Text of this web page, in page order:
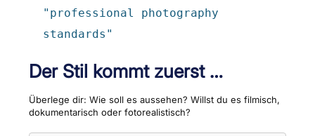
"professional photography
standards"
Der Stil kommt zuerst …
Überlege dir: Wie soll es aussehen? Willst du es filmisch,
dokumentarisch oder fotorealistisch?